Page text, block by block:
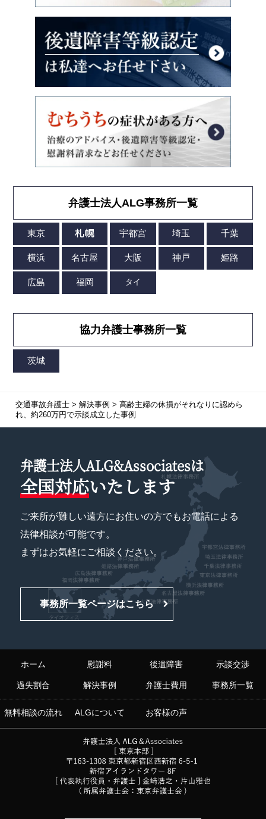
弁護士法人ALG事務所一覧
協力弁護士事務所一覧
交通事故弁護士> 解決事例 > 高齢主婦の休損がそれなりに認めら
れ、約260万円で示談成立した事例
弁護士法人ALG&Associatesは
全国対応いたします
ご来所が難しい遠方にお住いの方でもお電話による
法律相談が可能です。
まずはお気軽にご相談ください。
事務所一覧ページはこちら
ホーム 慰謝料 後遺障害 示談交渉
過失割合 解決事例 弁護士費用 事務所一覧
無料相談の流れ ALGについて お客様の声